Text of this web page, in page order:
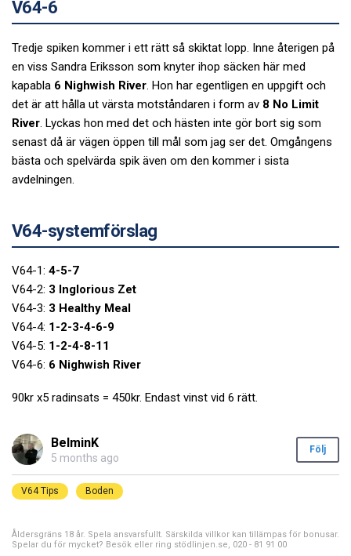
V64-6
Tredje spiken kommer i ett rätt så skiktat lopp. Inne återigen på
en viss Sandra Eriksson som knyter ihop säcken här med
kapabla 6 Nighwish River. Hon har egentligen en uppgift och
det är att hålla ut värsta motståndaren i form av 8 No Limit
River. Lyckas hon med det och hästen inte gör bort sig som
senast då är vägen öppen till mål som jag ser det. Omgångens
bästa och spelvärda spik även om den kommer i sista
avdelningen.
V64-systemförslag
V64-1: 4-5-7
V64-2: 3 Inglorious Zet
V64-3: 3 Healthy Meal
V64-4: 1-2-3-4-6-9
V64-5: 1-2-4-8-11
V64-6: 6 Nighwish River
90kr x5 radinsats = 450kr. Endast vinst vid 6 rätt.
BelminK
5 months ago
Följ
V64 Tips Boden
Åldersgräns 18 år. Spela ansvarsfullt. Särskilda villkor kan tillämpas för bonusar.
Spelar du för mycket? Besök eller ring stödlinjen.se, 020 - 81 91 00